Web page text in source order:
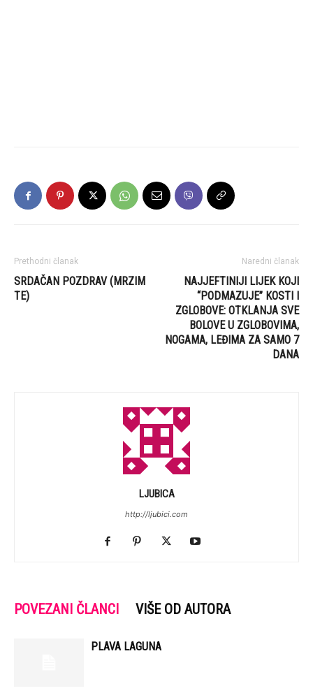
Prethodni članak
SRDAČAN POZDRAV (MRZIM
TE)
Naredni članak
NAJJEFTINIJI LIJEK KOJI
“PODMAZUJE” KOSTI I
ZGLOBOVE: OTKLANJA SVE
BOLOVE U ZGLOBOVIMA,
NOGAMA, LEĐIMA ZA SAMO 7
DANA
LJUBICA
http://ljubici.com
POVEZANI ČLANCI VIŠE OD AUTORA
PLAVA LAGUNA